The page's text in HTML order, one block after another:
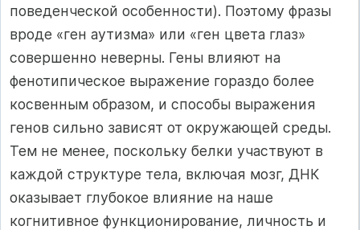
поведенческой особенности). Поэтому фразы
вроде «ген аутизма» или «ген цвета глаз»
совершенно неверны. Гены влияют на
фенотипическое выражение гораздо более
косвенным образом, и способы выражения
генов сильно зависят от окружающей среды.
Тем не менее, поскольку белки участвуют в
каждой структуре тела, включая мозг, ДНК
оказывает глубокое влияние на наше
когнитивное функционирование, личность и